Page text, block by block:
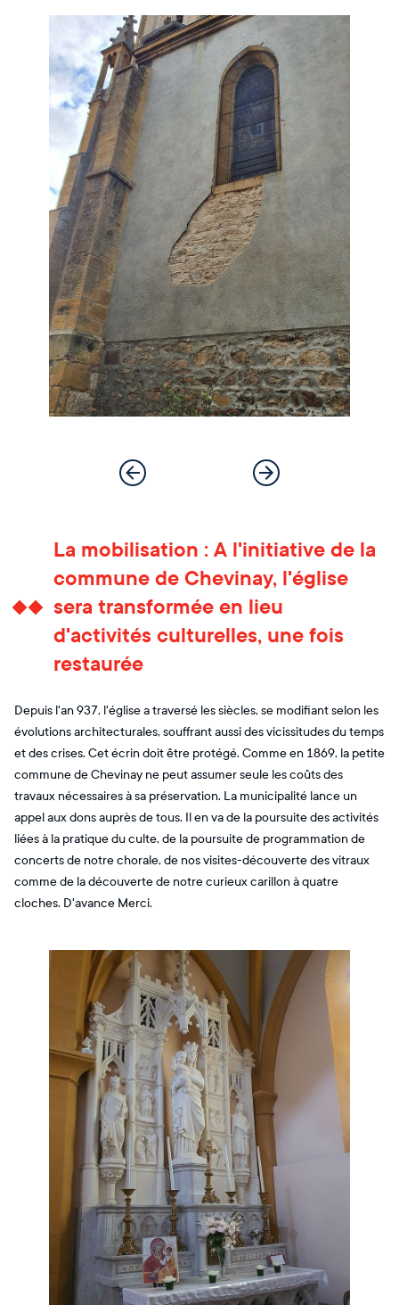
La mobilisation : A l'initiative de la
commune de Chevinay, l'église
sera transformée en lieu
d'activités culturelles, une fois
restaurée
Depuis l'an 937, l'église a traversé les siècles, se modifiant selon les
évolutions architecturales, souffrant aussi des vicissitudes du temps
et des crises. Cet écrin doit être protégé. Comme en 1869, la petite
commune de Chevinay ne peut assumer seule les coûts des
travaux nécessaires à sa préservation. La municipalité lance un
appel aux dons auprès de tous. Il en va de la poursuite des activités
liées à la pratique du culte, de la poursuite de programmation de
concerts de notre chorale, de nos visites-découverte des vitraux
comme de la découverte de notre curieux carillon à quatre
cloches. D'avance Merci.